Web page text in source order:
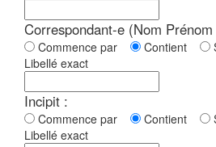
Correspondant-e (Nom
Commence par Contient
Libellé exact
Incipit :
Commence par Contient
Libellé exact